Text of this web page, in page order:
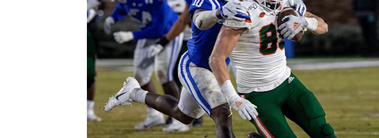
EFA y AFLE 2026 - Regular season
Grandes éxitos por fin para Chelsea Green, Chad Gable y Baron
Campeonato de Europa de MTB 2026 (Monteceneri, Suiza) - Charlie
Campeonato de Europa de remo 2026 (Varese, Italia) - Rumanía,
Mundial de lacrosse femenino 2026 (Tokio, Japón) - Estados Unidos
Máxima celebración en el último Impact! con Jason Hotch como